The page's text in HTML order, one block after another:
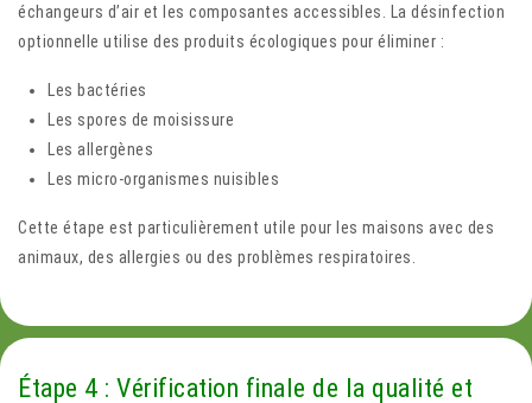
échangeurs d’air et les composantes accessibles. La désinfection
optionnelle utilise des produits écologiques pour éliminer :
Les bactéries
Les spores de moisissure
Les allergènes
Les micro-organismes nuisibles
Cette étape est particulièrement utile pour les maisons avec des
animaux, des allergies ou des problèmes respiratoires.
Étape 4 : Vérification finale de la qualité et